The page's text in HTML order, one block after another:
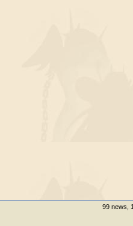
99 news,